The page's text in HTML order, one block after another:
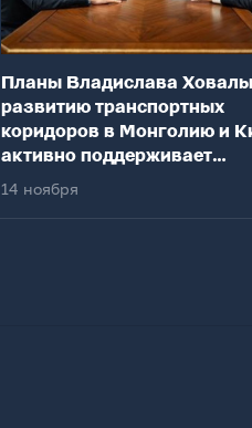
Планы Владислава
развитию транспортных
коридоров в Монголию и
активно поддерживает
федеральный центр
14 ноября